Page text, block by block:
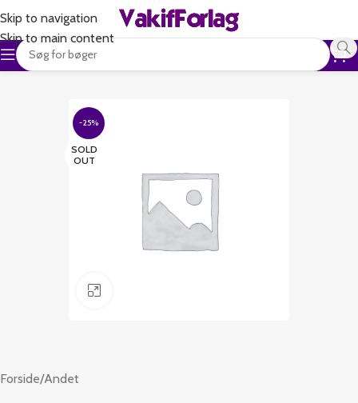
Skip to navigation
Skip to main content
-25%
SOLD
OUT
Forside/Andet